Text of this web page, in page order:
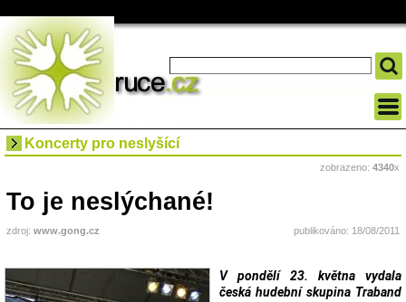
Koncerty pro neslyšící
zobrazeno: 4340x
To je neslýchané!
zdroj: www.gong.cz publikováno: 18/08/2011
V pondělí 23. května vydala
česká hudební skupina Traband